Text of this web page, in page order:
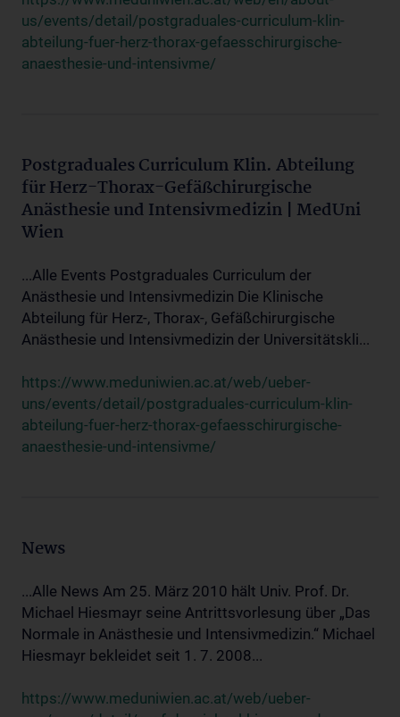
us/events/detail/postgraduales-curriculum-klin-
abteilung-fuer-herz-thorax-gefaesschirurgische-
anaesthesie-und-intensivme/
Postgraduales Curriculum Klin. Abteilung
für Herz-Thorax-Gefäßchirurgische
Anästhesie und Intensivmedizin | MedUni
Wien
...Alle Events Postgraduales Curriculum der
Anästhesie und Intensivmedizin Die Klinische
Abteilung für Herz-, Thorax-, Gefäßchirurgische
Anästhesie und Intensivmedizin der Universitätskli...
https://www.meduniwien.ac.at/web/ueber-
uns/events/detail/postgraduales-curriculum-klin-
abteilung-fuer-herz-thorax-gefaesschirurgische-
anaesthesie-und-intensivme/
News
...Alle News Am 25. März 2010 hält Univ. Prof. Dr.
Michael Hiesmayr seine Antrittsvorlesung über „Das
Normale in Anästhesie und Intensivmedizin.“ Michael
Hiesmayr bekleidet seit 1. 7. 2008...
https://www.meduniwien.ac.at/web/ueber-